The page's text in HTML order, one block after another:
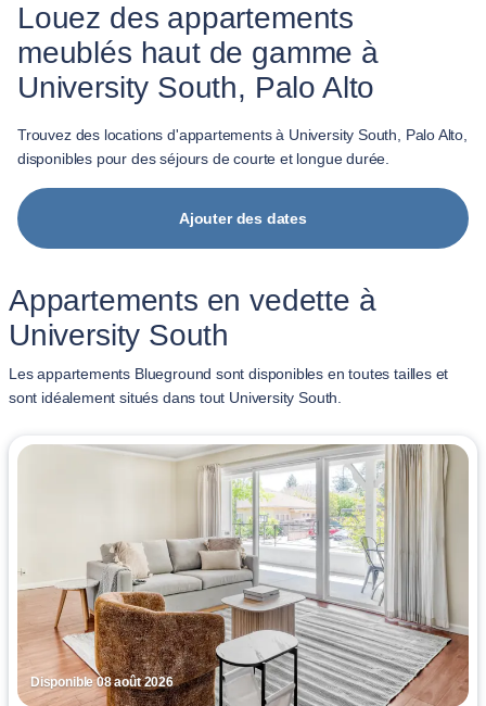
Louez des appartements
meublés haut de gamme à
University South, Palo Alto
Trouvez des locations d'appartements à University South, Palo Alto,
disponibles pour des séjours de courte et longue durée.
Ajouter des dates
Appartements en vedette à
University South
Les appartements Blueground sont disponibles en toutes tailles et
sont idéalement situés dans tout University South.
Disponible 08 août 2026